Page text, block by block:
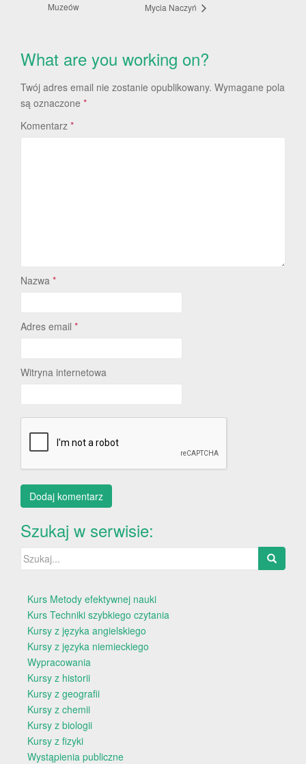
Muzeów
Mycia Naczyń
What are you working on?
Twój adres email nie zostanie opublikowany. Wymagane pola
są oznaczone *
Komentarz *
Nazwa *
Adres email *
Witryna internetowa
Szukaj w serwisie:
Szukaj:
Kurs Metody efektywnej nauki
Kurs Techniki szybkiego czytania
Kursy z języka angielskiego
Kursy z języka niemieckiego
Wypracowania
Kursy z historii
Kursy z geografii
Kursy z chemii
Kursy z biologii
Kursy z fizyki
Wystąpienia publiczne